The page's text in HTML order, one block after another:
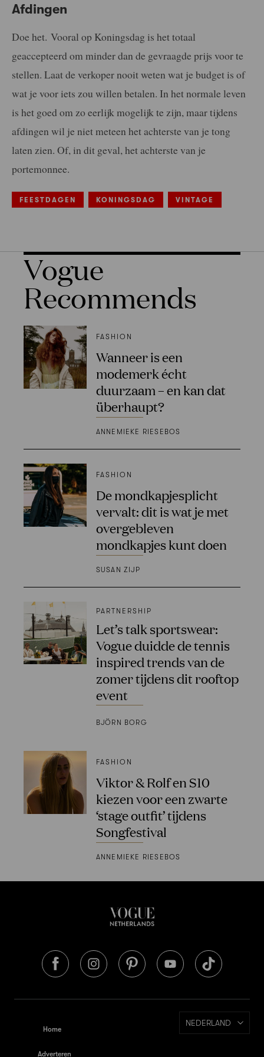
Afdingen
Doe het. Vooral op Koningsdag is het totaal
geaccepteerd om minder dan de gevraagde prijs voor te
stellen. Laat de verkoper nooit weten wat je budget is of
wat je voor iets zou willen betalen. In het normale leven
is het goed om zo eerlijk mogelijk te zijn, maar tijdens
afdingen wil je niet meteen het achterste van je tong
laten zien. Of, in dit geval, het achterste van je
portemonnee.
FEESTDAGEN KONINGSDAG VINTAGE
Vogue
Recommends
FASHION
Wanneer is een
modemerk écht
duurzaam – en kan dat
überhaupt?
ANNEMIEKE RIESEBOS
FASHION
De mondkapjesplicht
vervalt: dit is wat je met
overgebleven
mondkapjes kunt doen
SUSAN ZIJP
PARTNERSHIP
Let’s talk sportswear:
Vogue duidde de tennis
inspired trends van de
zomer tijdens dit rooftop
event
BJÖRN BORG
FASHION
Viktor & Rolf en S10
kiezen voor een zwarte
‘stage outfit’ tijdens
Songfestival
ANNEMIEKE RIESEBOS
Home
Adverteren
NEDERLAND